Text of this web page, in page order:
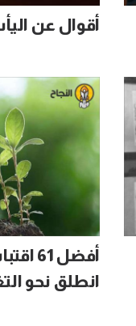
أقوال عن
أفضل
انطلق نحو